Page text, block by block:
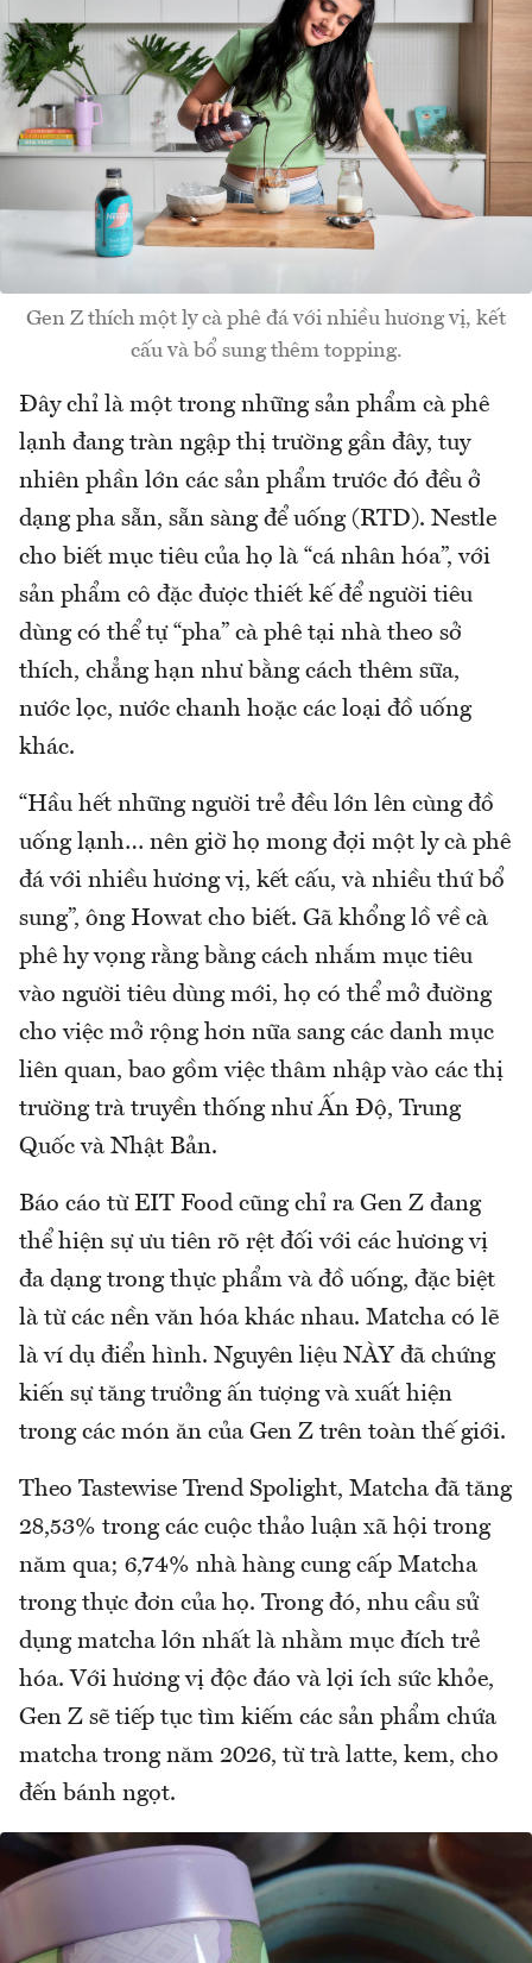
Gen Z thích một ly cà phê đá với nhiều hương vị, kết
cấu và bổ sung thêm topping.
Đây chỉ là một trong những sản phẩm cà phê
lạnh đang tràn ngập thị trường gần đây, tuy
nhiên phần lớn các sản phẩm trước đó đều ở
dạng pha sẵn, sẵn sàng để uống (RTD). Nestle
cho biết mục tiêu của họ là “cá nhân hóa”, với
sản phẩm cô đặc được thiết kế để người tiêu
dùng có thể tự “pha” cà phê tại nhà theo sở
thích, chẳng hạn như bằng cách thêm sữa,
nước lọc, nước chanh hoặc các loại đồ uống
khác.
“Hầu hết những người trẻ đều lớn lên cùng đồ
uống lạnh… nên giờ họ mong đợi một ly cà phê
đá với nhiều hương vị, kết cấu, và nhiều thứ bổ
sung”, ông Howat cho biết. Gã khổng lồ về cà
phê hy vọng rằng bằng cách nhắm mục tiêu
vào người tiêu dùng mới, họ có thể mở đường
cho việc mở rộng hơn nữa sang các danh mục
liên quan, bao gồm việc thâm nhập vào các thị
trường trà truyền thống như Ấn Độ, Trung
Quốc và Nhật Bản.
Báo cáo từ EIT Food cũng chỉ ra Gen Z đang
thể hiện sự ưu tiên rõ rệt đối với các hương vị
đa dạng trong thực phẩm và đồ uống, đặc biệt
là từ các nền văn hóa khác nhau. Matcha có lẽ
là ví dụ điển hình. Nguyên liệu NÀY đã chứng
kiến sự tăng trưởng ấn tượng và xuất hiện
trong các món ăn của Gen Z trên toàn thế giới.
Theo Tastewise Trend Spolight, Matcha đã tăng
28,53% trong các cuộc thảo luận xã hội trong
năm qua; 6,74% nhà hàng cung cấp Matcha
trong thực đơn của họ. Trong đó, nhu cầu sử
dụng matcha lớn nhất là nhằm mục đích trẻ
hóa. Với hương vị độc đáo và lợi ích sức khỏe,
Gen Z sẽ tiếp tục tìm kiếm các sản phẩm chứa
matcha trong năm 2026, từ trà latte, kem, cho
đến bánh ngọt.